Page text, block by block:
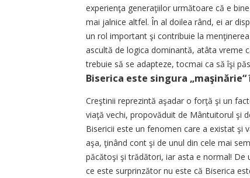
experienţa generaţiilor următoare că e
mai jalnice altfel. În al doilea rând, ei ar
un rol important şi contribuie la
ascultă de logica dominantă, atâta vreme
trebuie să se adapteze, tocmai ca să îşi
Biserica este singura
Creştinii reprezintă aşadar o forţă şi un
viaţă vechi, propovăduit de Mântuitorul şi
Bisericii este un fenomen care a existat şi
aşa, ţinând cont şi de unul din cele mai
păcătoşi şi trădători, iar asta e normal! De
ce este surprinzător nu este că Biserica